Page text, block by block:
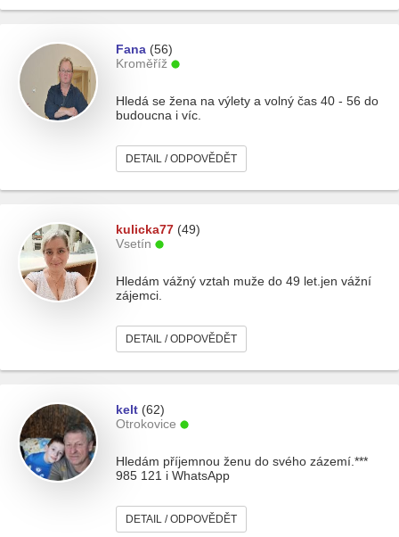
Fana (56)
Kroměříž
Hledá se žena na výlety a volný čas 40 - 56 do
budoucna i víc.
DETAIL / ODPOVĚDĚT
kulicka77 (49)
Vsetín
Hledám vážný vztah muže do 49 let.jen vážní
zájemci.
DETAIL / ODPOVĚDĚT
kelt (62)
Otrokovice
Hledám příjemnou ženu do svého zázemí.***
985 121 i WhatsApp
DETAIL / ODPOVĚDĚT